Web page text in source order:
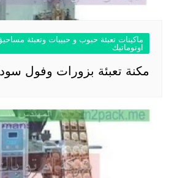
ماكينات تعبئة حبوب و حبيبات وتعبئة
اوتوماتيك
مكنة تعبئة بزورات وفول